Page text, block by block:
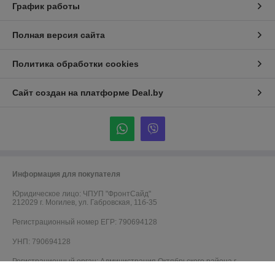
График работы
Полная версия сайта
Политика обработки cookies
Сайт создан на платформе Deal.by
Информация для покупателя
Юридическое лицо: ЧПУП "ФронтСайд"
212029 г. Могилев, ул. Габровская, 11б-35
Регистрационный номер ЕГР: 790694128
УНП: 790694128
Регистрационный орган: Администрация Октябрьского района г.